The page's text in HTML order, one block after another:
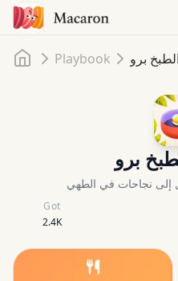
HomePlaybook برو
برو
إلى نجاحات في الطهي
Got
2.4K